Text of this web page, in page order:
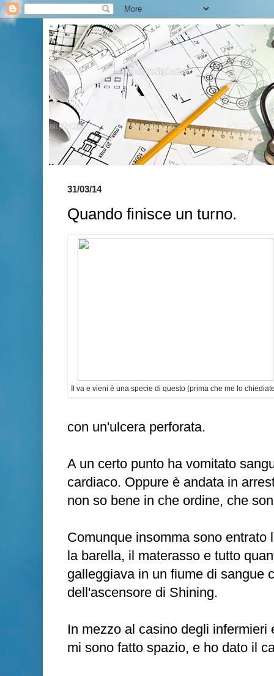
31/03/14
Quando finisce un turno.
Il va e vieni è una specie di questo (prima che me lo
con un'ulcera perforata.
A un certo punto ha vomitato
cardiaco. Oppure è andata in
non so bene in che ordine, che
Comunque insomma sono
la barella, il materasso e tutto
galleggiava in un fiume di sangue
dell'ascensore di Shining.
In mezzo al casino degli
mi sono fatto spazio, e ho dato il